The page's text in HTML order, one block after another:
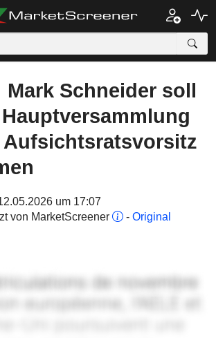
Mark Schneider soll
Aufsichtsratsvorsitz
um 17:07
von MarketScreener
- Original